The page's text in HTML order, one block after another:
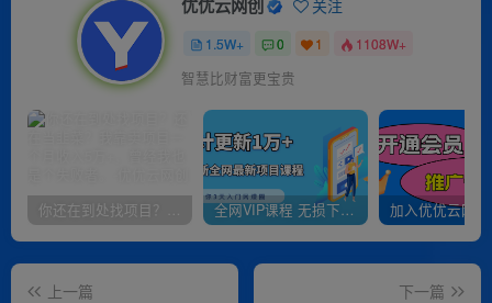
优优云网创 关注
1.5W+ 0 1 1108W+
智慧比财富更宝贵
你还在到处找项目？还在当韭菜？我靠卖项目一个月收入5万+，曾经我也是个失败者。 全网VIP课程 无损下载~
上一篇
下一篇